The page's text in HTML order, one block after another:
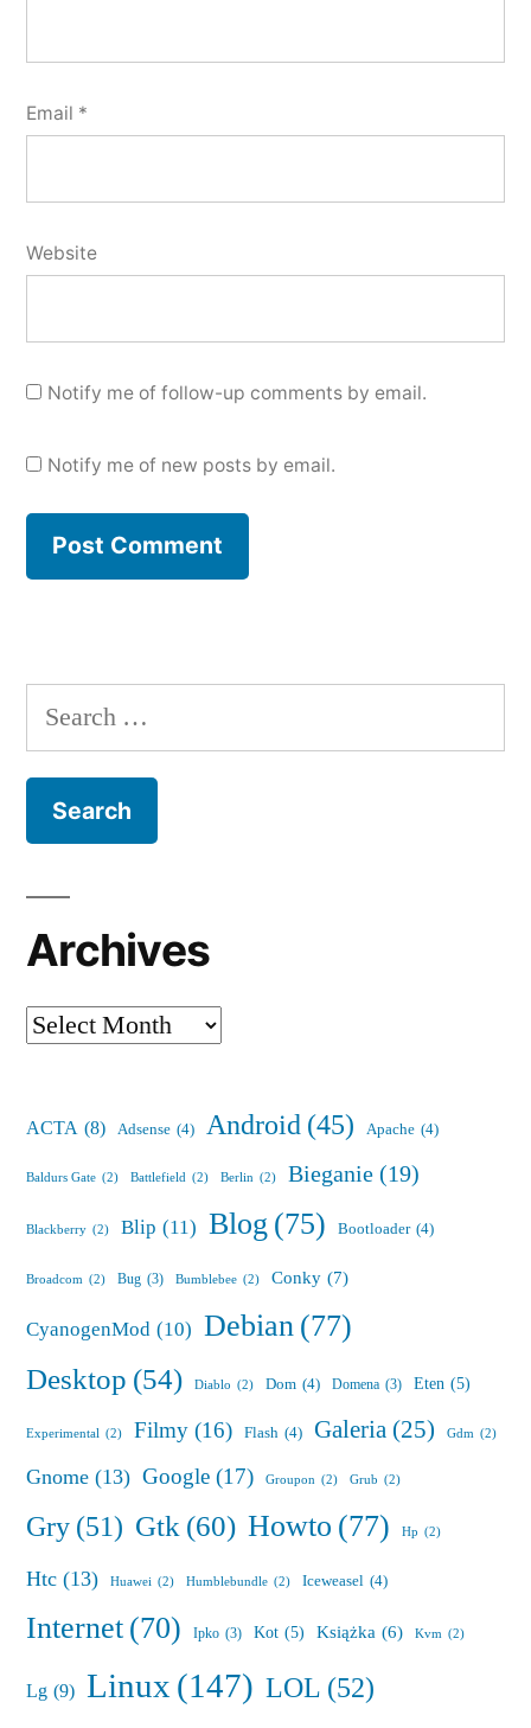
Email *
Website
Notify me of follow-up comments by email.
Notify me of new posts by email.
Search
for:
Archives
Archives
ACTA (8) Adsense (4) Android (45) Apache (4)
Baldurs Gate (2) Battlefield (2) Berlin (2) Bieganie (19)
Blackberry (2) Blip (11) Blog(75) Bootloader (4)
Broadcom (2) Bug (3) Bumblebee (2) Conky (7)
CyanogenMod (10) Debian(77)
Desktop (54) Diablo (2) Dom (4) Domena (3) Eten (5)
Experimental (2) Filmy (16) Flash (4) Galeria (25) Gdm (2)
Gnome (13) Google (17) Groupon (2) Grub (2)
Gry(51) Gtk(60) Howto (77) Hp (2)
Htc (13) Huawei (2) Humblebundle (2) Iceweasel (4)
Internet(70) Ipko (3) Kot (5) Książka (6) Kvm (2)
Lg (9) Linux(147) LOL (52)